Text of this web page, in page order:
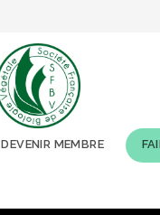
DEVENIR MEMBRE